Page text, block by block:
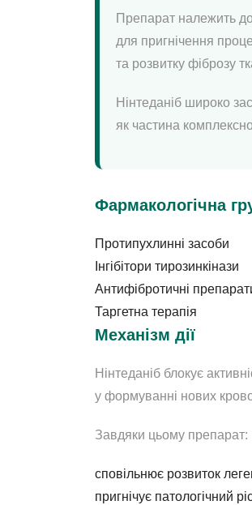
Препарат належить до
для пригнічення
та розвитку фіброзу
Нінтеданіб широко
як частина
Фармакологічна
Протипухлинні засоби
Інгібітори тирозинкінази
Антифібротичні
Таргетна терапія
Механізм дії
Нінтеданіб блокує
у формуванні нових
Завдяки цьому препарат:
сповільнює розвиток
пригнічує патологічний